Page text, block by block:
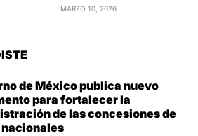
MARZO 10, 2026
de México publica nuevo
para fortalecer la
de las concesiones de
nacionales